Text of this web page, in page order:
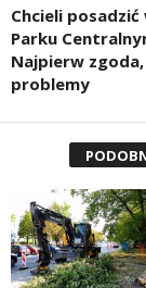
Chcieli
Parku
Najpierw
problemy